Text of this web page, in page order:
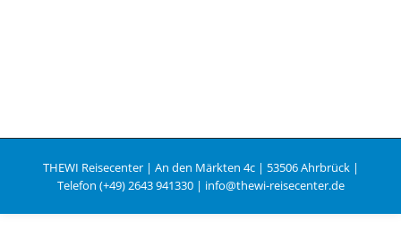
THEWI Reisecenter | An den Märkten 4c | 53506 Ahrbrück |
Telefon (+49) 2643 941330 | info@thewi-reisecenter.de